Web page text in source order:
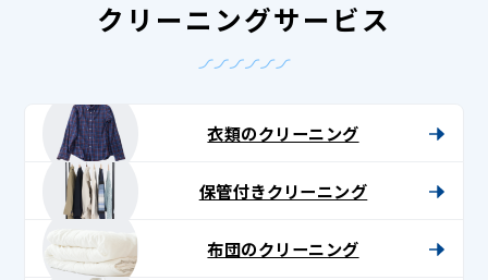
クリーニングサービス
衣類のクリーニング
保管付きクリーニング
布団のクリーニング